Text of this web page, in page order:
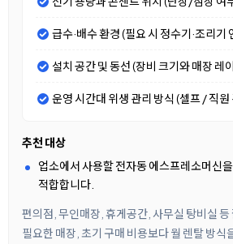
급수·배수 환경 (필요 시 정수기·조리기
설치 공간 및 동선 (장비 크기와 매장 레
운영 시간대 위생 관리 방식 (셀프 / 직
추천 대상
업소에서 사용할 전자동 에스프레소머신
적합합니다.
편의점, 무인매장, 휴게공간, 사무실 탕비실 등
필요한 매장, 초기 구매 비용보다 월 렌탈 방식